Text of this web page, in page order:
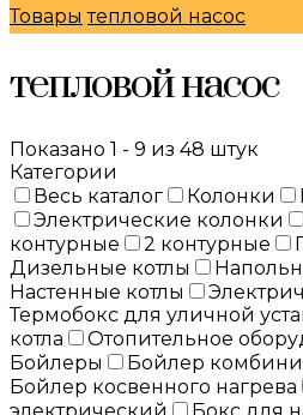
Товары тепловой насос
тепловой насос
Показано 1 - 9 из 48 штук
Категории
Весь каталог
Колонки
Электрические колонки
контурные
2 контурные
Дизельные котлы
Настенные котлы
Термобокс для уличной
котла
Отопительное
Бойлеры
Бойлер
Бойлер косвенного нагрева
электрический
Бокс для